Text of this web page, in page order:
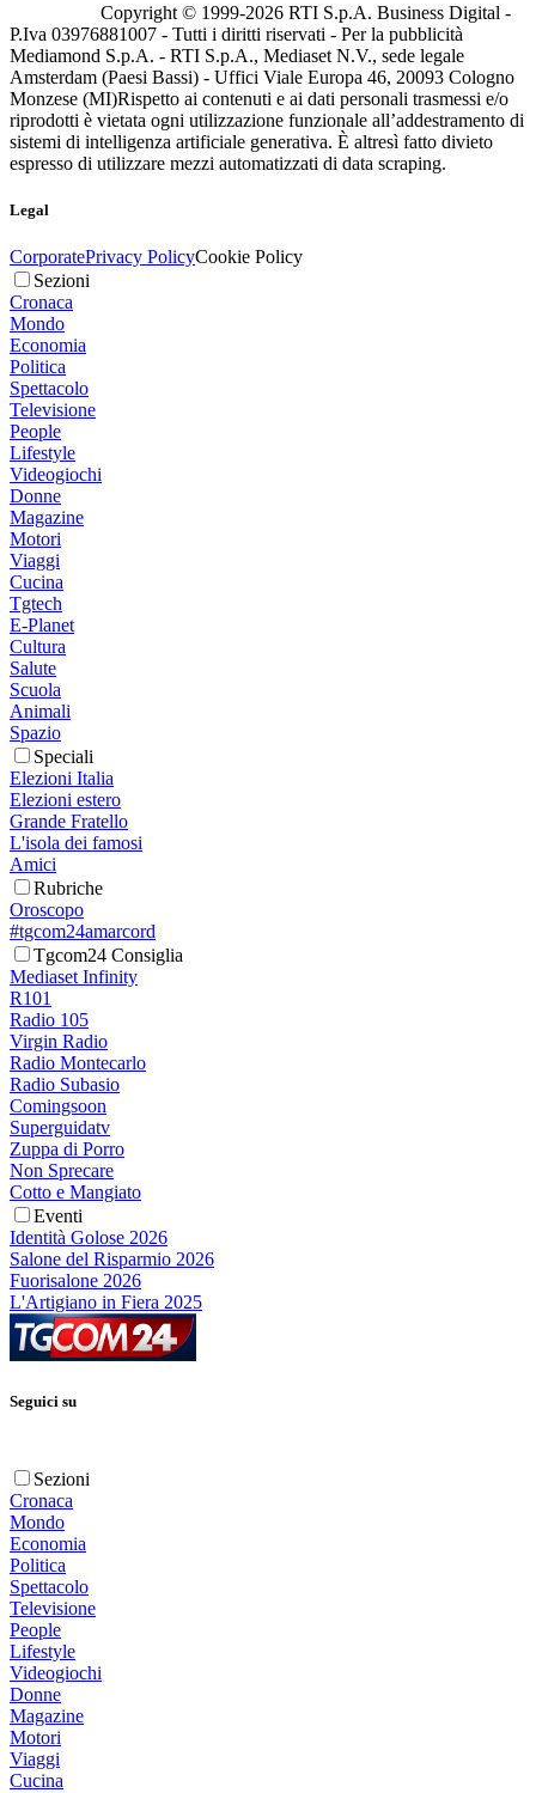
Copyright © 1999-2026 RTI S.p.A. Business Digital -
P.Iva 03976881007 - Tutti i diritti riservati - Per la pubblicità
Mediamond S.p.A. - RTI S.p.A., Mediaset N.V., sede legale
Amsterdam (Paesi Bassi) - Uffici Viale Europa 46, 20093 Cologno
Monzese (MI)Rispetto ai contenuti e ai dati personali trasmessi e/o
riprodotti è vietata ogni utilizzazione funzionale all’addestramento di
sistemi di intelligenza artificiale generativa. È altresì fatto divieto
espresso di utilizzare mezzi automatizzati di data scraping.
Legal
CorporatePrivacy PolicyCookie Policy
Sezioni
Cronaca
Mondo
Economia
Politica
Spettacolo
Televisione
People
Lifestyle
Videogiochi
Donne
Magazine
Motori
Viaggi
Cucina
Tgtech
E-Planet
Cultura
Salute
Scuola
Animali
Spazio
Speciali
Elezioni Italia
Elezioni estero
Grande Fratello
L'isola dei famosi
Amici
Rubriche
Oroscopo
#tgcom24amarcord
Tgcom24 Consiglia
Mediaset Infinity
R101
Radio 105
Virgin Radio
Radio Montecarlo
Radio Subasio
Comingsoon
Superguidatv
Zuppa di Porro
Non Sprecare
Cotto e Mangiato
Eventi
Identità Golose 2026
Salone del Risparmio 2026
Fuorisalone 2026
L'Artigiano in Fiera 2025
Seguici su
Sezioni
Cronaca
Mondo
Economia
Politica
Spettacolo
Televisione
People
Lifestyle
Videogiochi
Donne
Magazine
Motori
Viaggi
Cucina